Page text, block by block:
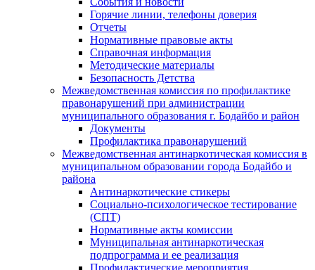
Горячие линии, телефоны доверия
Отчеты
Нормативные правовые акты
Справочная информация
Методические материалы
Безопасность Детства
Межведомственная комиссия по профилактике
правонарушений при администрации
муниципального образования г. Бодайбо и район
Документы
Профилактика правонарушений
Межведомственная антинаркотическая комиссия в
муниципальном образовании города Бодайбо и
района
Антинаркотические стикеры
Социально-психологическое тестирование
(СПТ)
Нормативные акты комиссии
Муниципальная антинаркотическая
подпрограмма и ее реализация
Профилактические мероприятия